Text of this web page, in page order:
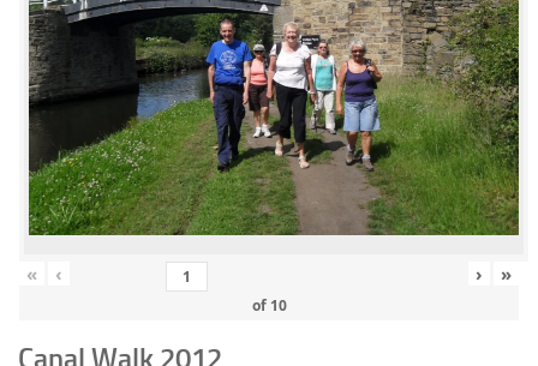
« ‹
of 10
› »
Canal Walk 2012